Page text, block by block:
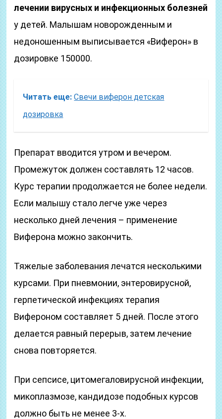
лечении вирусных и инфекционных болезней
у детей. Малышам новорожденным и
недоношенным выписывается «Виферон» в
дозировке 150000.
Читать еще: Свечи виферон детская
дозировка
Препарат вводится утром и вечером.
Промежуток должен составлять 12 часов.
Курс терапии продолжается не более недели.
Если малышу стало легче уже через
несколько дней лечения – применение
Виферона можно закончить.
Тяжелые заболевания лечатся несколькими
курсами. При пневмонии, энтеровирусной,
герпетической инфекциях терапия
Вифероном составляет 5 дней. После этого
делается равный перерыв, затем лечение
снова повторяется.
При сепсисе, цитомегаловирусной инфекции,
микоплазмозе, кандидозе подобных курсов
должно быть не менее 3-х.